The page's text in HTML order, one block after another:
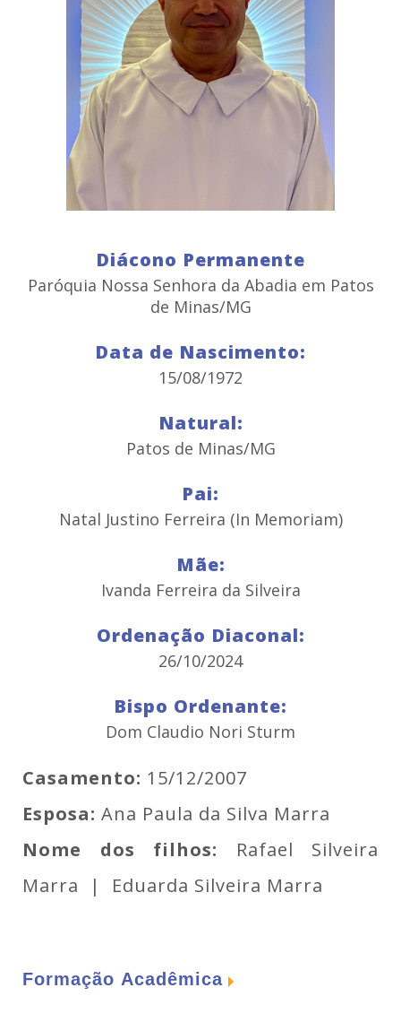
Diácono Permanente
Paróquia Nossa Senhora da Abadia em Patos
de Minas/MG
Data de Nascimento:
15/08/1972
Natural:
Patos de Minas/MG
Pai:
Natal Justino Ferreira (In Memoriam)
Mãe:
Ivanda Ferreira da Silveira
Ordenação Diaconal:
26/10/2024
Bispo Ordenante:
Dom Claudio Nori Sturm
Casamento: 15/12/2007
Esposa: Ana Paula da Silva Marra
Nome dos filhos: Rafael Silveira
Marra | Eduarda Silveira Marra
Formação Acadêmica